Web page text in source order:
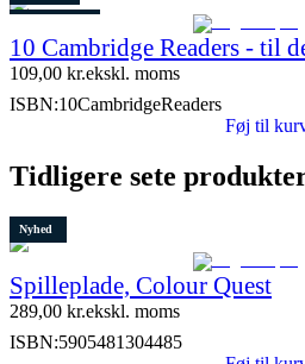
Lydfil
10 Cambridge Readers - til
109,00 kr.ekskl. moms
ISBN:10CambridgeReaders
Føj til
Tidligere sete
Nyhed
Spilleplade, Colour Quest
289,00 kr.ekskl. moms
ISBN:5905481304485